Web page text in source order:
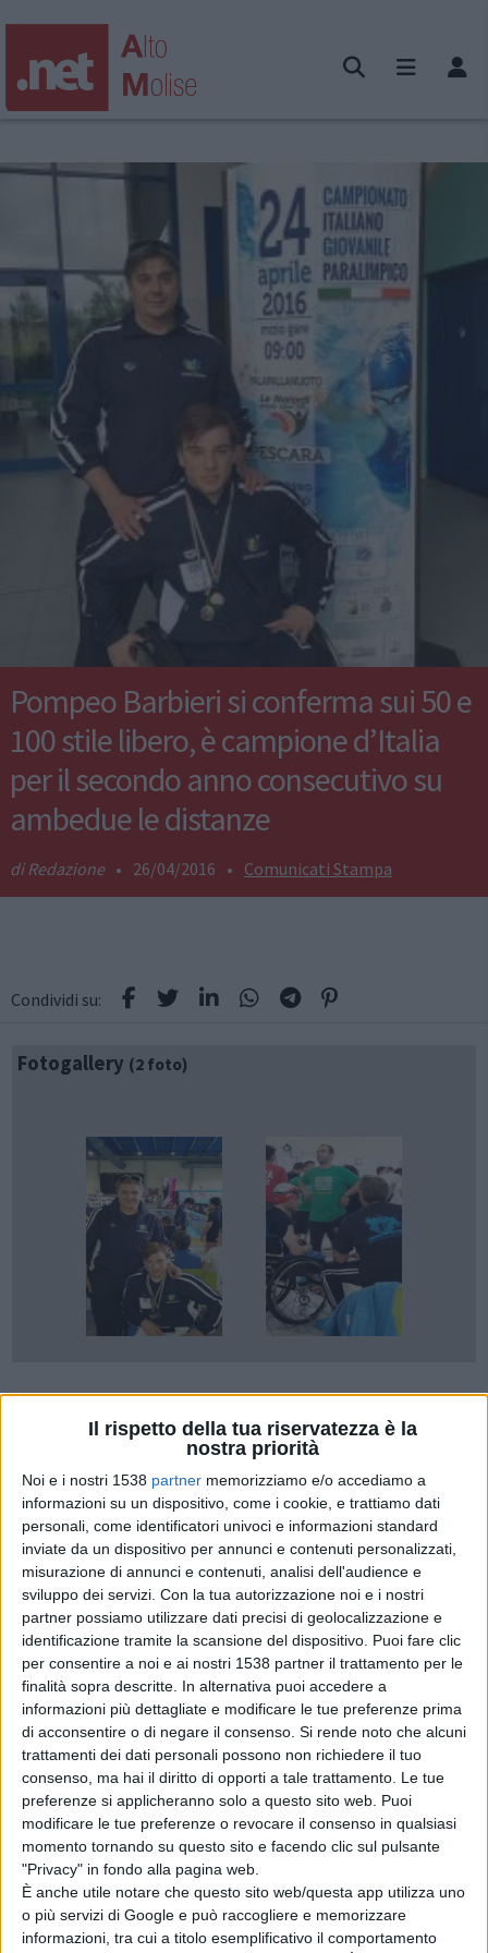
Il rispetto della tua riservatezza è la
nostra priorità
Noi e i nostri 1538 partner memorizziamo e/o accediamo a
informazioni su un dispositivo, come i cookie, e trattiamo dati
personali, come identificatori univoci e informazioni standard
inviate da un dispositivo per annunci e contenuti personalizzati,
misurazione di annunci e contenuti, analisi dell'audience e
sviluppo dei servizi. Con la tua autorizzazione noi e i nostri
partner possiamo utilizzare dati precisi di geolocalizzazione e
identificazione tramite la scansione del dispositivo. Puoi fare clic
per consentire a noi e ai nostri 1538 partner il trattamento per le
finalità sopra descritte. In alternativa puoi accedere a
informazioni più dettagliate e modificare le tue preferenze prima
di acconsentire o di negare il consenso. Si rende noto che alcuni
trattamenti dei dati personali possono non richiedere il tuo
consenso, ma hai il diritto di opporti a tale trattamento. Le tue
preferenze si applicheranno solo a questo sito web. Puoi
modificare le tue preferenze o revocare il consenso in qualsiasi
momento tornando su questo sito e facendo clic sul pulsante
"Privacy" in fondo alla pagina web.
È anche utile notare che questo sito web/questa app utilizza uno
o più servizi di Google e può raccogliere e memorizzare
informazioni, tra cui a titolo esemplificativo il comportamento
Pompeo Barbieri si conferma sui 50 e
100 stile libero, è campione d’Italia
per il secondo anno consecutivo su
ambedue le distanze
Redazione • 26/04/2016 • Comunicati Stampa
Condividi su:
Fotogallery (2 foto)
SAN GIULIANO DI PUGLIA – Vincere due titoli italiani su
due distanze differenti nella medesima giornata è
davvero difficile, confermarsi sulle stesse distanze per
due anni consecutivi è davvero eccezionale! La stella di
Pompeo Barbieri non accenna a spegnersi, anzi! A
Pescara Pompeo si conferma come il migliore dei
nuotatori italiani sia sui 100 sia sui 50 stile libero. Una
doppietta che non ha eguali e che mette ancora una
volta in risalto la tenacia, il talento e la determinazione
di un ragazzo che nell’acqua ha trovato il suo elemento
ideale dove poter esprimere tutta la sua voglia di
competizione. “Sono felicissimo di questo risultato
perché sono riuscito a bissare le vittorie dell'anno
scorso migliorando anche il mio record di categoria sui